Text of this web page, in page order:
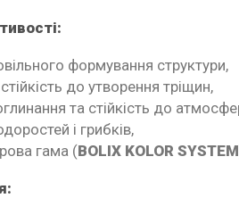
формування структури,
до утворення тріщин,
та стійкість до
і грибків,
гама (BOLIX KOLOR SYSTEM